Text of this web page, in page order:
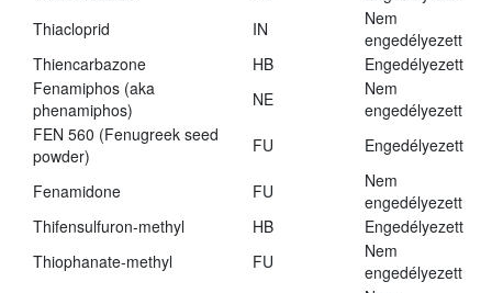
Thiacloprid
IN
Nem
engedélyezett
Thiencarbazone
HB
Engedélyezett
Fenamiphos (aka
phenamiphos)
NE
Nem
engedélyezett
FEN 560 (Fenugreek seed
powder)
FU Engedélyezett
Fenamidone FU
Nem
engedélyezett
Thifensulfuron-methyl
HB
Engedélyezett
Thiophanate-methyl
FU
Nem
engedélyezett